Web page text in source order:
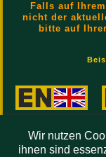
Falls auf
nicht der
bitte auf
Aktuelles:
Wir nutzen
ihnen sind